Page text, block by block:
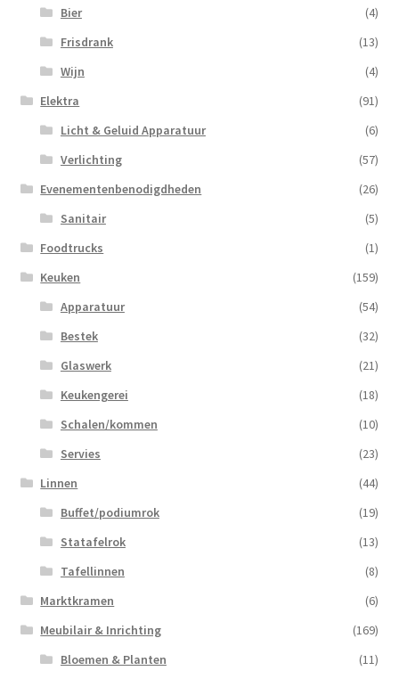
Bier
(4)
Frisdrank
(13)
Wijn
(4)
Elektra
(91)
Licht & Geluid Apparatuur
(6)
Verlichting
(57)
Evenementenbenodigdheden
(26)
Sanitair
(5)
Foodtrucks
(1)
Keuken
(159)
Apparatuur
(54)
Bestek
(32)
Glaswerk
(21)
Keukengerei
(18)
Schalen/kommen
(10)
Servies
(23)
Linnen
(44)
Buffet/podiumrok
(19)
Statafelrok
(13)
Tafellinnen
(8)
Marktkramen
(6)
Meubilair & Inrichting
(169)
Bloemen & Planten
(11)